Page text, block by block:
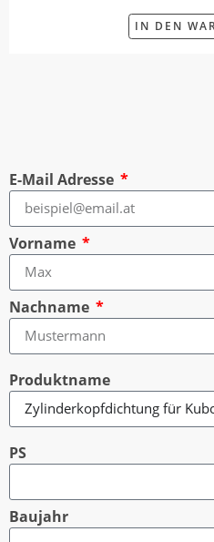
IN DEN
E-Mail Adresse
Vorname
Nachname
Produktname
PS
Baujahr